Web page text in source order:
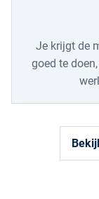
Je krijgt de
goed te